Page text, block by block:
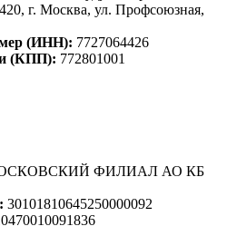
г. Москва, ул. Профсоюзная,
(ИНН): 7727064426
(КПП): 772801001
ФИЛИАЛ АО КБ
30101810645250000092